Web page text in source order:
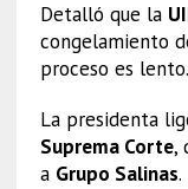
Detalló que la
congelamiento
proceso es lento.
La presidenta
Suprema Corte,
a Grupo Salinas.